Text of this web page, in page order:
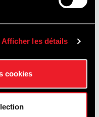
Afficher les détails
cookies